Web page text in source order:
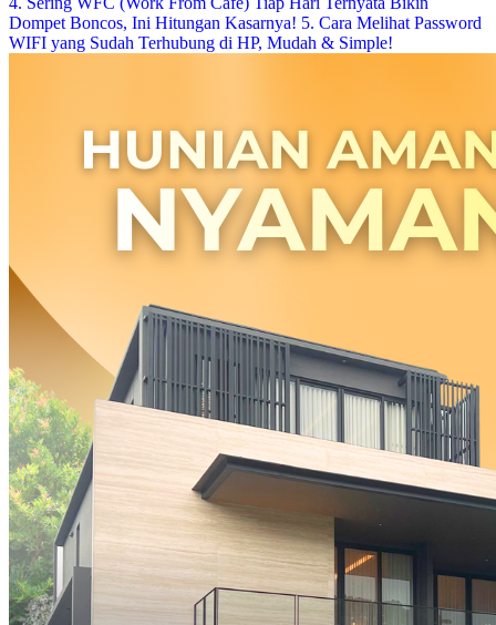
Dompet Boncos, Ini Hitungan Kasarnya! 5. Cara Melihat Password
WIFI yang Sudah Terhubung di HP, Mudah & Simple!